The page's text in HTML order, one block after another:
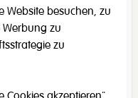
Website besuchen, zu
zu
zu
Cookies akzeptieren"